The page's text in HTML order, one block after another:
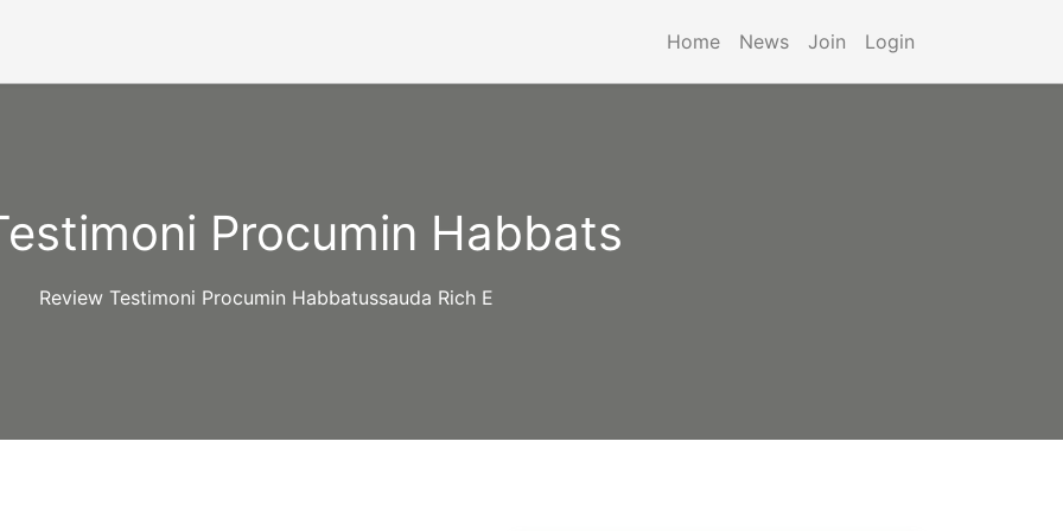
Home News Join Login
Procumin Habbats
Review Testimoni Procumin Habbatussauda Rich E